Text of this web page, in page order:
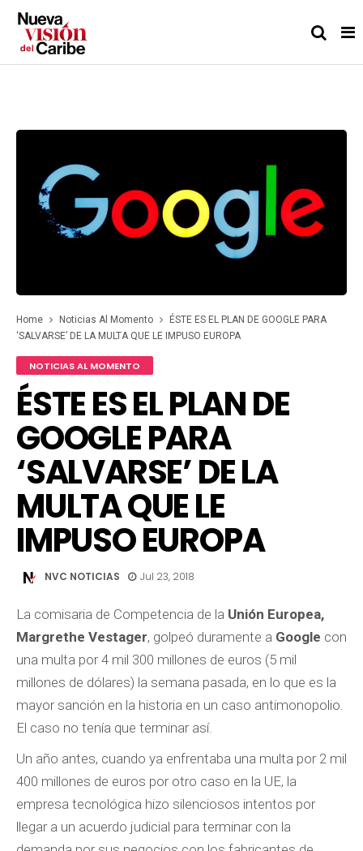
Home Noticias Al Momento
ÉSTE ES EL PLAN DE GOOGLE PARA
‘SALVARSE’ DE LA MULTA QUE LE IMPUSO EUROPA
NOTICIAS AL MOMENTO
ÉSTE ES EL PLAN DE
GOOGLE PARA
‘SALVARSE’ DE LA
MULTA QUE LE
IMPUSO EUROPA
NVC NOTICIAS Jul 23, 2018
La comisaria de Competencia de la Unión Europea,
Margrethe Vestager, golpeó duramente a Google con
una multa por 4 mil 300 millones de euros (5 mil
millones de dólares) la semana pasada, en lo que es la
mayor sanción en la historia en un caso antimonopolio.
El caso no tenía que terminar así.
Un año antes, cuando ya enfrentaba una multa por 2 mil
400 millones de euros por otro caso en la UE, la
empresa tecnológica hizo silenciosos intentos por
llegar a un acuerdo judicial para terminar con la